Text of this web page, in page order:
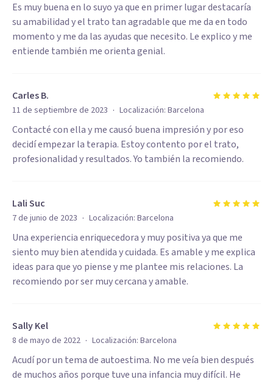
Es muy buena en lo suyo ya que en primer lugar destacaría
su amabilidad y el trato tan agradable que me da en todo
momento y me da las ayudas que necesito. Le explico y me
entiende también me orienta genial.
Carles B.
11 de septiembre de 2023 · Localización: Barcelona
Contacté con ella y me causó buena impresión y por eso
decidí empezar la terapia. Estoy contento por el trato,
profesionalidad y resultados. Yo también la recomiendo.
Lali Suc
7 de junio de 2023 · Localización: Barcelona
Una experiencia enriquecedora y muy positiva ya que me
siento muy bien atendida y cuidada. Es amable y me explica
ideas para que yo piense y me plantee mis relaciones. La
recomiendo por ser muy cercana y amable.
Sally Kel
8 de mayo de 2022 · Localización: Barcelona
Acudí por un tema de autoestima. No me veía bien después
de muchos años porque tuve una infancia muy difícil. He